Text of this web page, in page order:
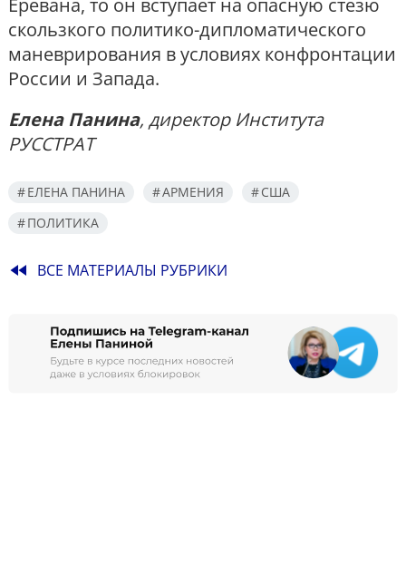
Еревана, то он вступает на опасную стезю
скользкого политико-дипломатического
маневрирования в условиях конфронтации
России и Запада.
Елена Панина, директор Института
РУССТРАТ
ЕЛЕНА ПАНИНА АРМЕНИЯ
США
ПОЛИТИКА
fast_rewind ВСЕ МАТЕРИАЛЫ РУБРИКИ